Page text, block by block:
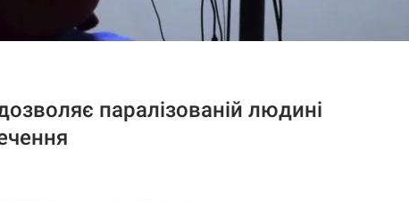
паралізованій людині